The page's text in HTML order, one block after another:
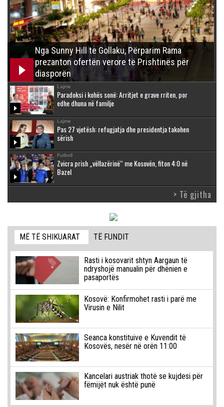
Nga Sunny Hill te Gollaku, Përparim Rama
prezanton ofertën verore të Prishtinës për
diasporën
Lajme
Paradoksi i kohës sonë: Arritjet e grave rriten, por
edhe dhuna në familje
Lajme
Pas 27 vjetësh: refugjatja dhe presidentja takohen
sërish
Futboll
Zvicra prish „vëllazërinë“ me Kosovën, fiton 4:0 në
Bazel
> Të gjitha
MË TË SHIKUARAT TË FUNDIT
Rasti i kosovarit shtyn Aargaun të
ndryshojë manualin për dhënien e
pasaportës
Kosovë: Konfirmohet rasti i parë me
Virusin e Nilit
Seanca konstituive e Kuvendit të
Kosovës, nesër në orën 11:00
Kancelari austriak thotë se kujdesi për
fëmijët nuk është punë